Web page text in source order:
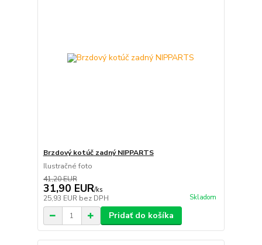
Brzdový kotúč zadný NIPPARTS
Ilustračné foto
41,20 EUR
31,90 EUR/ks
25,93 EUR bez DPH Skladom
Pridať do košíka